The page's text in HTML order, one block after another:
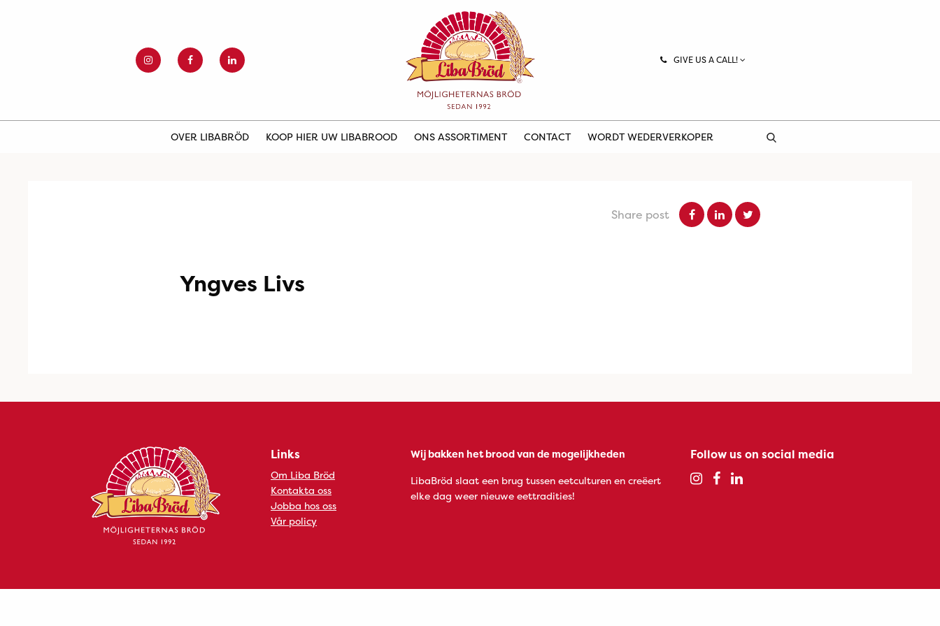
GIVE US A CALL!
OVER LIBABRÖD KOOP HIER UW LIBABROOD ONS ASSORTIMENT CONTACT WORDT WEDERVERKOPER
Share post
Yngves Livs
Links
Om Liba Bröd
Kontakta oss
Jobba hos oss
Vår policy
Wij bakken het brood van de mogelijkheden
LibaBröd slaat een brug tussen eetculturen en creëert
elke dag weer nieuwe eettradities!
Follow us on social media